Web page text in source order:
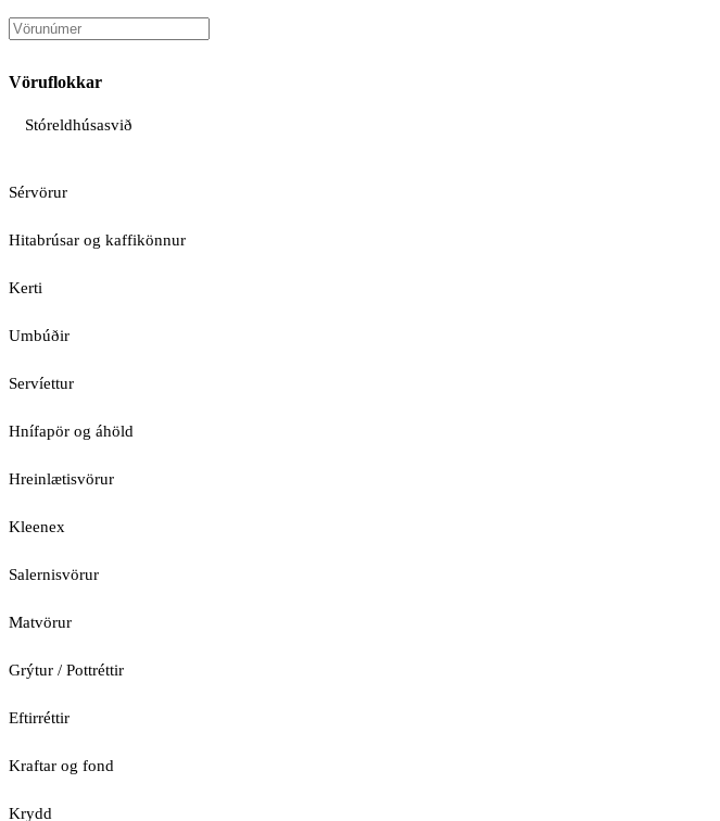
Vöruflokkar
Stóreldhúsasvið
Sérvörur
Hitabrúsar og kaffikönnur
Kerti
Umbúðir
Servíettur
Hnífapör og áhöld
Hreinlætisvörur
Kleenex
Salernisvörur
Matvörur
Grýtur / Pottréttir
Eftirréttir
Kraftar og fond
Krydd